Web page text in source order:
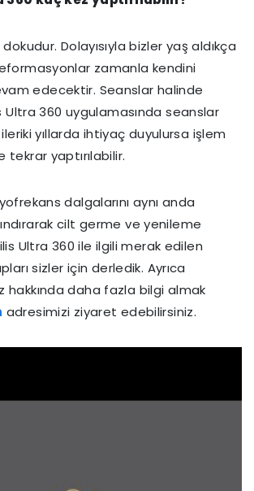
Dolayısıyla bizler yaş aldıkça
zamanla kendini
edecektir. Seanslar halinde
Ultra 360 uygulamasında seanslar
yıllarda ihtiyaç duyulursa işlem
yaptırılabilir.
dalgalarını aynı anda
cilt germe ve yenileme
Ultra 360 ile ilgili merak edilen
sizler için derledik. Ayrıca
hakkında daha fazla bilgi almak
adresimizi ziyaret edebilirsiniz.